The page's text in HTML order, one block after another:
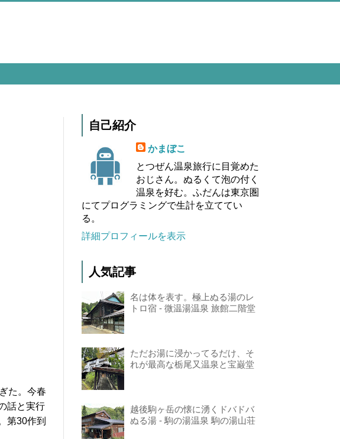
た。今春
話と実行
第30作到
自己紹介
かまぼこ
とつぜん温泉旅行に目覚めた
おじさん。ぬるくて泡の付く
温泉を好む。ふだんは東京圏
にてプログラミングで生計を立ててい
る。
詳細プロフィールを表示
人気記事
名は体を表す。極上ぬる湯のレ
トロ宿 - 微温湯温泉 旅館二階堂
ただお湯に浸かってるだけ、そ
れが最高な栃尾又温泉と宝巌堂
越後駒ヶ岳の懐に湧くドバドバ
ぬる湯 - 駒の湯温泉 駒の湯山荘